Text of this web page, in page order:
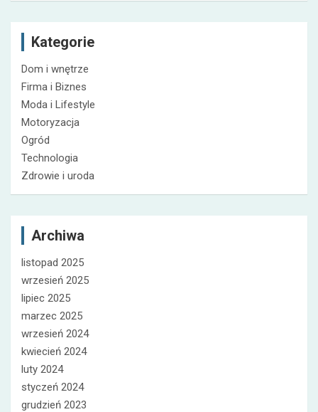
Kategorie
Dom i wnętrze
Firma i Biznes
Moda i Lifestyle
Motoryzacja
Ogród
Technologia
Zdrowie i uroda
Archiwa
listopad 2025
wrzesień 2025
lipiec 2025
marzec 2025
wrzesień 2024
kwiecień 2024
luty 2024
styczeń 2024
grudzień 2023